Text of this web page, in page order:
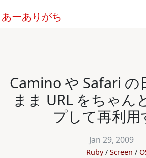
あーありがち
Camino や Safari の
まま URL をちゃん
プして再利用
Jan 29, 2009
Ruby Screen